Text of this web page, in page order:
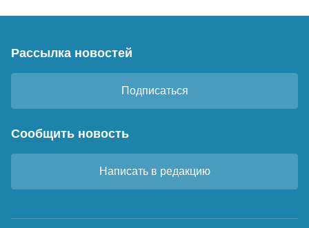
Рассылка новостей
Подписаться
Сообщить новость
Написать в редакцию